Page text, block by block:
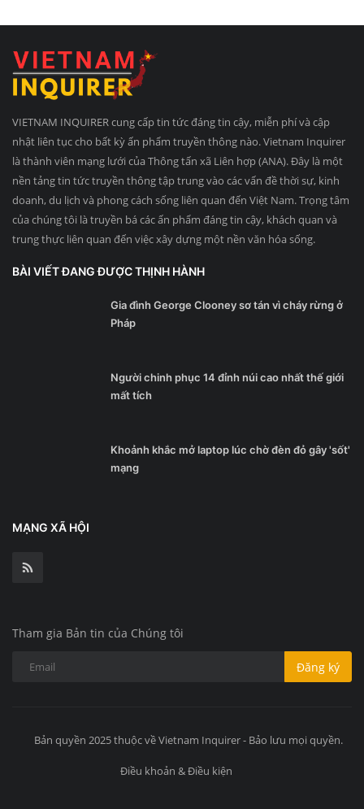
VIETNAM INQUIRER cung cấp tin tức đáng tin cậy, miễn phí và cập
nhật liên tục cho bất kỳ ấn phẩm truyền thông nào. Vietnam Inquirer
là thành viên mạng lưới của Thông tấn xã Liên hợp (ANA). Đây là một
nền tảng tin tức truyền thông tập trung vào các vấn đề thời sự, kinh
doanh, du lịch và phong cách sống liên quan đến Việt Nam. Trọng tâm
của chúng tôi là truyền bá các ấn phẩm đáng tin cậy, khách quan và
trung thực liên quan đến việc xây dựng một nền văn hóa sống.
BÀI VIẾT ĐANG ĐƯỢC THỊNH HÀNH
Gia đình George Clooney sơ tán vì cháy rừng ở
Pháp
Người chinh phục 14 đỉnh núi cao nhất thế giới
mất tích
Khoảnh khắc mở laptop lúc chờ đèn đỏ gây 'sốt'
mạng
MẠNG XÃ HỘI
Tham gia Bản tin của Chúng tôi
Đăng ký
Bản quyền 2025 thuộc về Vietnam Inquirer - Bảo lưu mọi quyền.
Điều khoản & Điều kiện